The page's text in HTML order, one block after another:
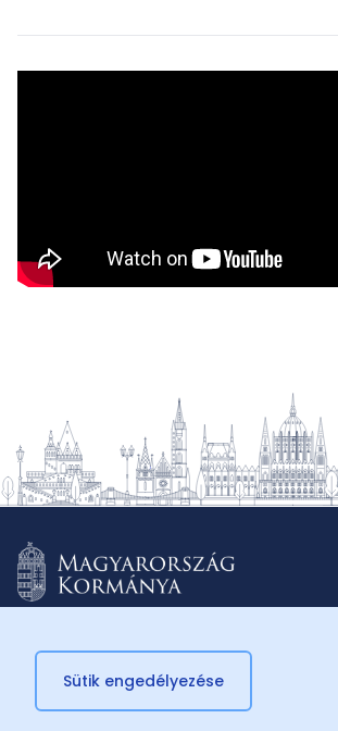
© 2026 Külügyminisztérium
Sütik engedélyezése